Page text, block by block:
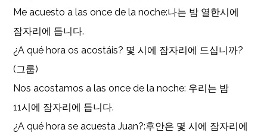
Me acuesto a las once de la noche:나는 밤 열한시에
잠자리에 듭니다.
¿A qué hora os acostáis? 몇 시에 잠자리에 드십니까?
(그룹)
Nos acostamos a las once de la noche: 우리는 밤
11시에 잠자리에 듭니다.
¿A qué hora se acuesta Juan?:후안은 몇 시에 잠자리에